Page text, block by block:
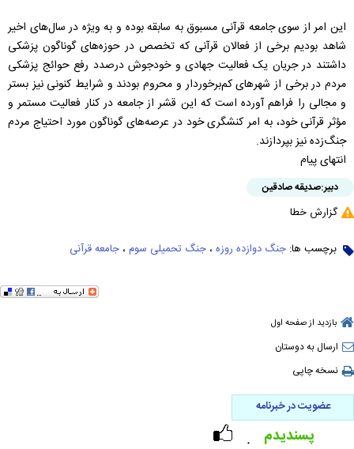
این امر از سوی جامعه قرآنی مسبوق به سابقه بوده و به ویژه در سال‌های اخیر
شاهد بودیم برخی از فعالان قرآنی که تخصص در حوزه‌های گوناگون پزشکی
داشتند در جریان یک فعالیت جهادی و خودجوش درصدد رفع حوائج پزشکی
مردم در برخی از شهرهای کم‌برخوردار و محروم بودند و شرایط کنونی نیز بستر
و مجالی را فراهم آورده است که این قشر از جامعه در کنار فعالیت مستمر و
مؤثر قرآنی خود، به امر کنشگری خود در عرصه‌های گوناگون مورد احتیاج مردم
جنگ‌زده نیز بپردازند.
انتهای پیام
دبیر:صدیقه صادقین
گزارش خطا
برچسب ها: جنگ دوازده روزه ، جنگ تحمیلی سوم ، جامعه قرآنی
بازدید از صفحه اول
ارسال به دوستان
نسخه چاپی
عضویت در خبرنامه
۰ پسندیدم